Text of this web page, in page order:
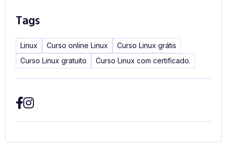
Tags
Linux Curso online Linux
Curso Linux grátis
Curso Linux gratuito
Curso Linux com certificado.